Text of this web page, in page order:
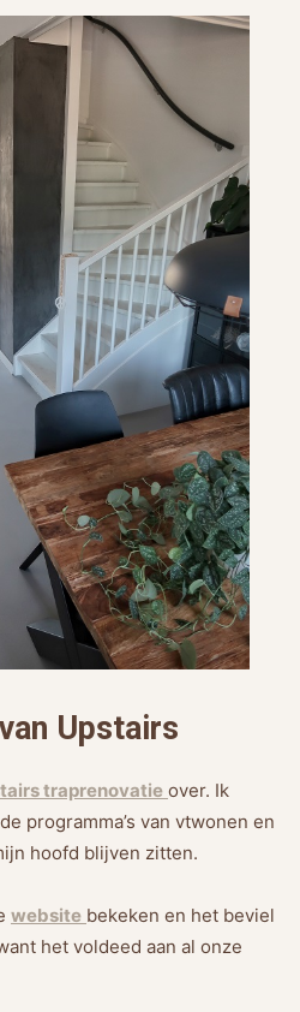
Upstairs
traprenovatie over. Ik
programma’s van vtwonen en
hoofd blijven zitten.
website bekeken en het beviel
het voldeed aan al onze